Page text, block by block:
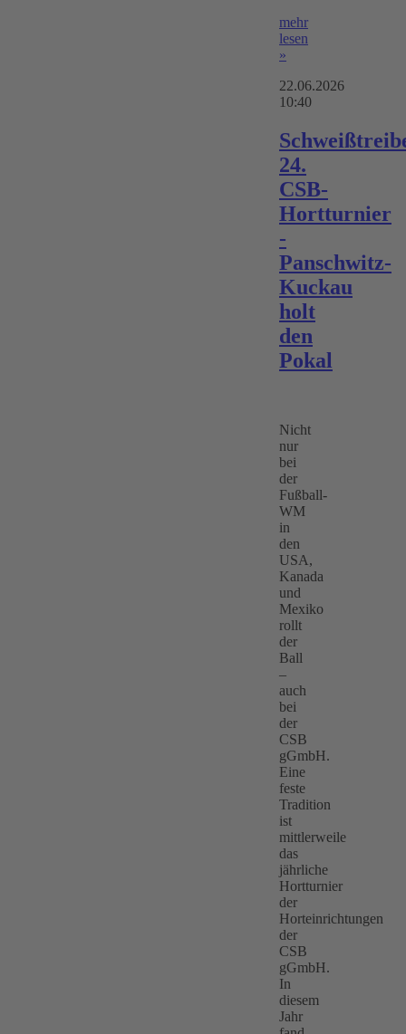
mehr
lesen
»
22.06.2026
10:40
24.
CSB-
Hortturnier
-
Panschwitz-
Kuckau
holt
den
Pokal
Nicht
nur
bei
der
Fußball-
WM
in
den
USA,
Kanada
und
Mexiko
rollt
der
Ball
–
auch
bei
der
CSB
gGmbH.
Eine
feste
Tradition
ist
mittlerweile
das
jährliche
Hortturnier
der
Horteinrichtungen
der
CSB
gGmbH.
In
diesem
Jahr